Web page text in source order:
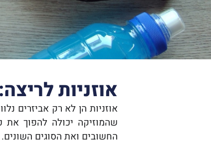
אוזניות
אוזניות הן לא רק אביזרים
שהמוזיקה יכולה להפוך את
החשובים ואת הסוגים